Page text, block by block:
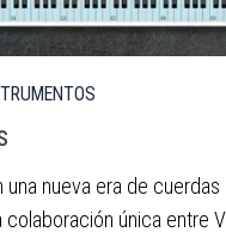
una nueva era de
colaboración única entre